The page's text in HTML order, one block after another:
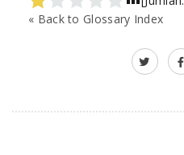
« Back to Glossary Index